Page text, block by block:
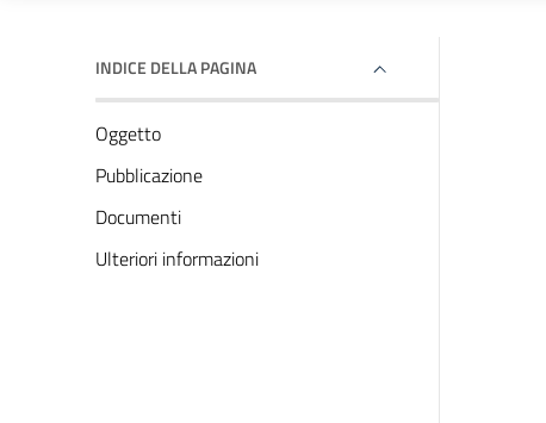
INDICE DELLA PAGINA
Oggetto
Pubblicazione
Documenti
Ulteriori informazioni